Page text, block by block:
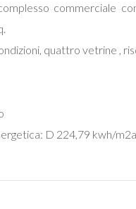
commerciale
quattro vetrine ,
D 224,79 kwh/m2a